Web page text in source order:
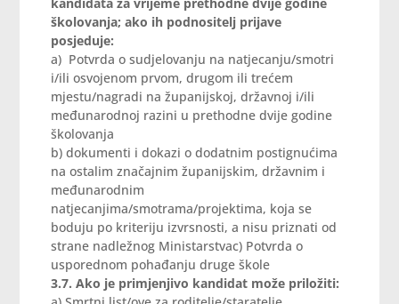
školovanja; ako ih podnositelj prijave
posjeduje:
a) Potvrda o sudjelovanju na natjecanju/smotri
i/ili osvojenom prvom, drugom ili trećem
mjestu/nagradi na županijskoj, državnoj i/ili
međunarodnoj razini u prethodne dvije godine
školovanja
b) dokumenti i dokazi o dodatnim postignućima
na ostalim značajnim županijskim, državnim i
međunarodnim
natjecanjima/smotrama/projektima, koja se
boduju po kriteriju izvrsnosti, a nisu priznati od
strane nadležnog Ministarstvac) Potvrda o
usporednom pohađanju druge škole
3.7. Ako je primjenjivo kandidat može priložiti: